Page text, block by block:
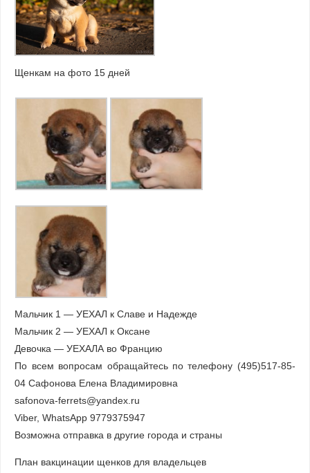
Щенкам на фото 15 дней
Мальчик 1 — УЕХАЛ к Славе и Надежде
Мальчик 2 — УЕХАЛ к Оксане
Девочка — УЕХАЛА во Францию
По всем вопросам обращайтесь по телефону (495)517-85-
04 Сафонова Елена Владимировна
safonova-ferrets@yandex.ru
Viber, WhatsApp 9779375947
Возможна отправка в другие города и страны
План вакцинации щенков для владельцев